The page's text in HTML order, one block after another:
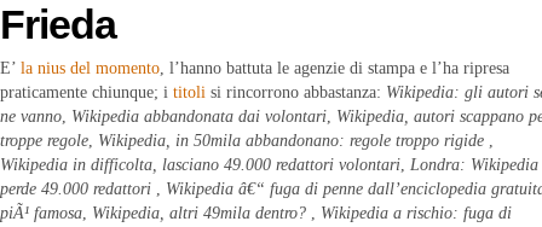
Frieda
E’ la nius del momento, l’hanno battuta le agenzie di stampa e l’ha ripresa
praticamente chiunque; i titoli si rincorrono abbastanza: Wikipedia: gli autori
ne vanno, Wikipedia abbandonata dai volontari, Wikipedia, autori scappano
troppe regole, Wikipedia, in 50mila abbandonano: regole troppo rigide ,
Wikipedia in difficolta, lasciano 49.000 redattori volontari, Londra: Wikipedia
perde 49.000 redattori , Wikipedia â€“ fuga di penne dall’enciclopedia
piÃ¹ famosa, Wikipedia, altri 49mila dentro? , Wikipedia a rischio: fuga di